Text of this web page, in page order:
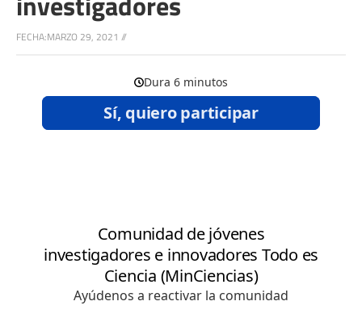
FECHA:MARZO 29, 2021 //